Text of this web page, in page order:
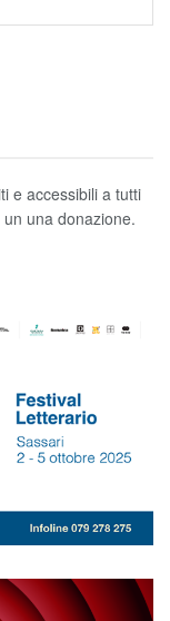
e accessibili a tutti
una donazione.